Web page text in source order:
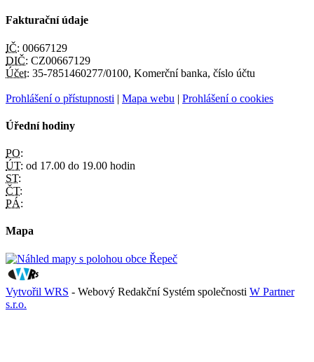
Fakturační údaje
IČ: 00667129
DIČ: CZ00667129
Účet: 35-7851460277/0100, Komerční banka, číslo účtu
Prohlášení o přístupnosti | Mapa webu | Prohlášení o cookies
Úřední hodiny
PO:
ÚT: od 17.00 do 19.00 hodin
ST:
ČT:
PÁ:
Mapa
Vytvořil WRS - Webový Redakční Systém společnosti W Partner
s.r.o.